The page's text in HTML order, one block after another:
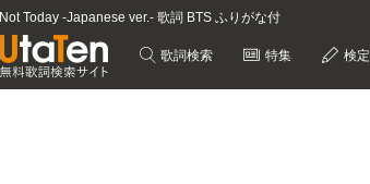
Not Today -Japanese ver.- 歌詞 BTS ふりがな付
歌詞検索 特集 検定